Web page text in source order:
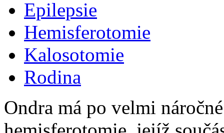
Epilepsie
Hemisferotomie
Kalosotomie
Rodina
Ondra má po velmi